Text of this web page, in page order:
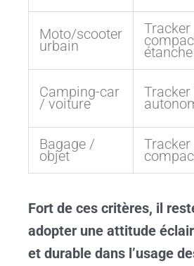
Moto/scooter
urbain
Tracker
étanche
Camping-car
/ voiture
Bagage /
objet
Fort de ces critères, il
adopter une attitude
et durable dans l’usage